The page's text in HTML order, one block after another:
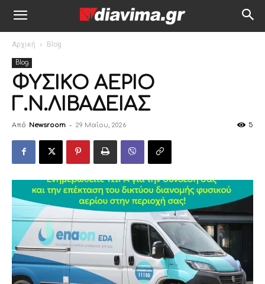
Αρχική Blog
Blog
ΦΥΣΙΚΟ ΑΕΡΙΟ
Γ.Ν.ΛΙΒΑΔΕΙΑΣ
Από Newsroom - 29 Μαΐου, 2026 5